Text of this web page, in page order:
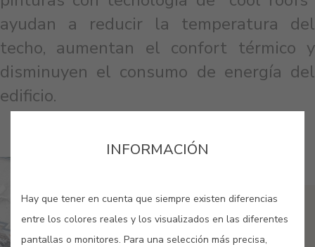
ayudan a reducir la temperatura del
techo, aumentan el confort térmico y
disminuyen el consumo de energía del
edificio.
INFORMACIÓN
Hay que tener en cuenta que siempre existen diferencias
entre los colores reales y los visualizados en las diferentes
pantallas o monitores. Para una selección más precisa,